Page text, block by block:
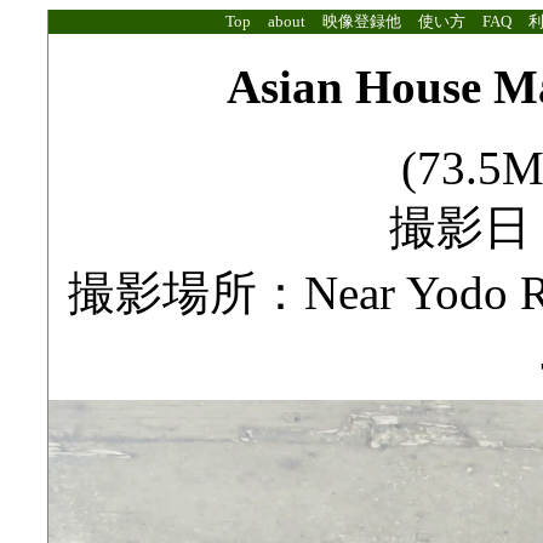
Top about 映像登録他 使い方 FAQ
Asian House
撮影日
撮影場所：Near Yodo